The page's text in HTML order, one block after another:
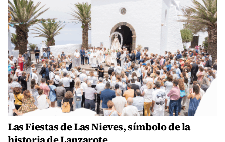
Las Fiestas de Las Nieves, símbolo de la